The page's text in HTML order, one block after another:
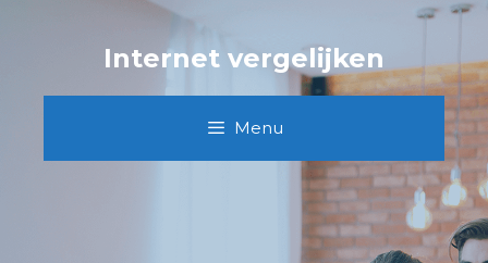
Internet vergelijken
Menu